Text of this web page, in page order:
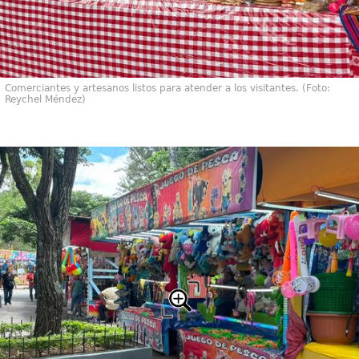
Comerciantes y artesanos listos para atender a los visitantes. (Foto:
Reychel Méndez)